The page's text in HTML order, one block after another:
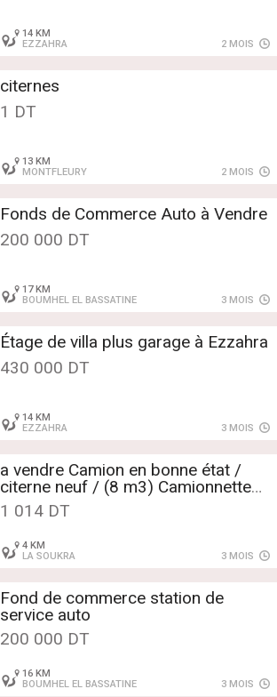
14 KM
EZZAHRA
2 MOIS
citernes
1 DT
13 KM
MONTFLEURY
2 MOIS
Fonds de Commerce Auto à Vendre
200 000 DT
17 KM
BOUMHEL EL BASSATINE
3 MOIS
Étage de villa plus garage à Ezzahra
430 000 DT
14 KM
EZZAHRA
3 MOIS
a vendre Camion en bonne état /
citerne neuf / (8 m3) Camionnette
de débouchage
1 014 DT
4 KM
LA SOUKRA
3 MOIS
Fond de commerce station de
service auto
200 000 DT
16 KM
BOUMHEL EL BASSATINE
3 MOIS